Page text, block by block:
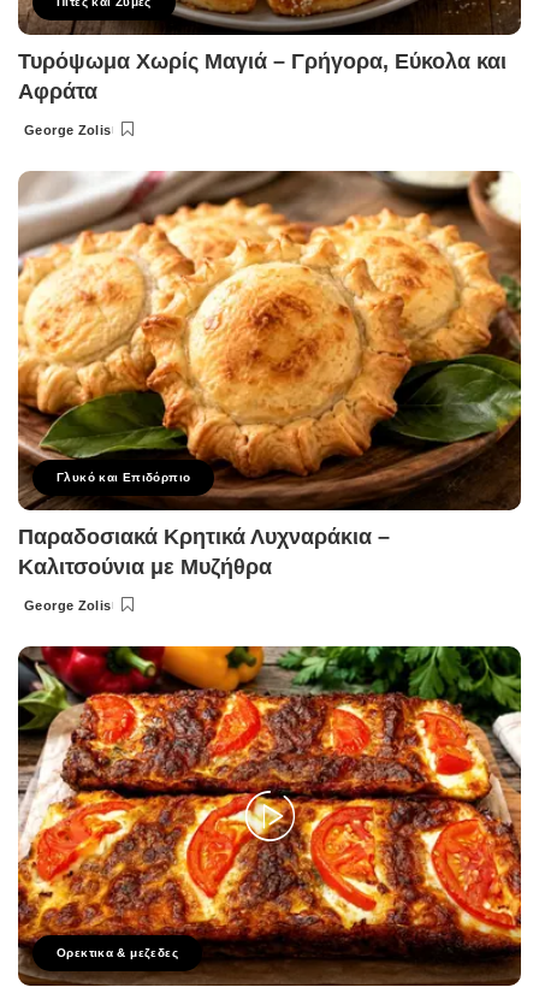
Τυρόψωμα Χωρίς Μαγιά – Γρήγορα, Εύκολα και
Αφράτα
Posted
George Zolis
Γλυκό και Επιδόρπιο
Παραδοσιακά Κρητικά Λυχναράκια –
Καλιτσούνια με Μυζήθρα
Posted
George Zolis
Ορεκτικα & μεζεδες